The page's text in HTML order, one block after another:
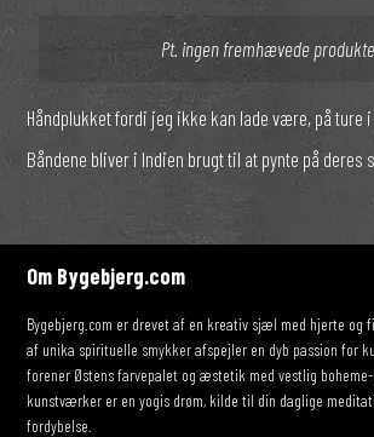
Pt. ingen fremhævede
Håndplukket fordi jeg ikke kan lade være, på ture
Båndene bliver i Indien brugt til at pynte på deres
Om Bygebjerg.com
Bygebjerg.com er drevet af en kreativ sjæl med hjerte og
af unika spirituelle smykker afspejler en dyb passion for
forener Østens farvepalet og æstetik med vestlig boheme-
kunstværker er en yogis drøm, kilde til din daglige
fordybelse.